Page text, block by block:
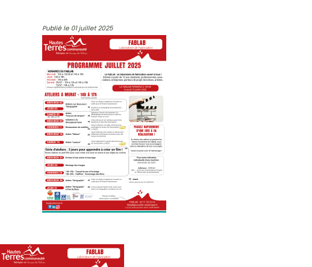
Publié le 01 juillet 2025